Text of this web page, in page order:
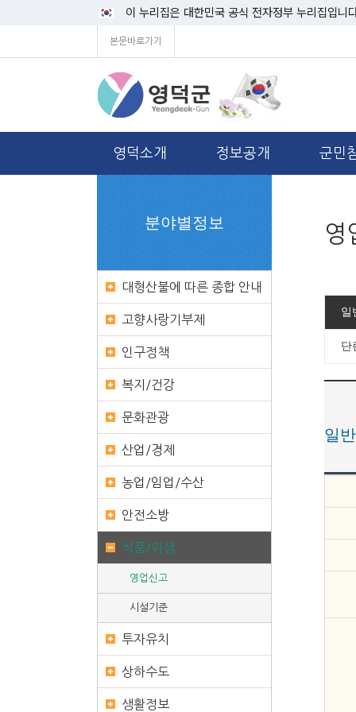
이 누리집은 대한민국 공식 전자정부 누리집입니
본문바로가기
영덕소개 정보공개 군민
영
일
단
일
분야별정보
대형산불에 따른 종합 안내
고향사랑기부제
인구정책
복지/건강
문화관광
산업/경제
농업/임업/수산
안전소방
식품/위생
영업신고
시설기준
투자유치
상하수도
생활정보